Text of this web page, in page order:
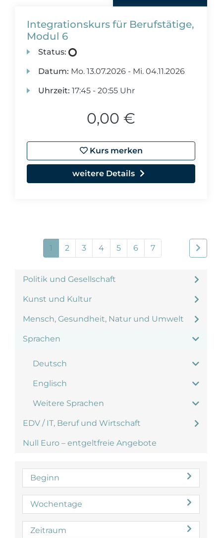
Politik und Gesellschaft
Kunst und Kultur
Mensch, Gesundheit, Natur und Umwelt
Sprachen
Deutsch
Englisch
Weitere Sprachen
EDV / IT, Beruf und Wirtschaft
Null Euro – entgeltfreie Angebote
Beginn
Wochentage
Zeitraum
Integrationskurs für Berufstätige,
Modul 6
Status:
Datum: Mo. 13.07.2026 - Mi. 04.11.2026
Uhrzeit: 17:45 - 20:55 Uhr
0,00 €
Kurs merken
weitere Details
1 2 3 4 5 6 7